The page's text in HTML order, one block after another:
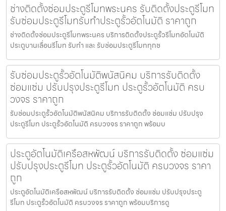
ช่างติดตั้งซ่อมประตูรีโมทพระนคร รับติดตั้งประตูรีโมท
รับซ่อมประตูรีโมทรับทำประตูรั้วอัตโนมัติ ราคาถูก
ช่างติดตั้งซ่อมประตูรีโมทพระนคร บริการติดตั้งประตูรั้วรีโมทอัตโนมัติ
ประตูบานเลื่อนรีโมท รับทำ และ รับซ่อมประตูรีโมททุกช
รับซ่อมประตูรั้วอัตโนมัติพนัสนิคม บริการรับติดตั้ง
ซ่อมแซ่ม ปรับปรุงประตูรีโมท ประตูรั้วอัตโนมัติ ครบ
วงจร ราคาถูก
รับซ่อมประตูรั้วอัตโนมัติพนัสนิคม บริการรับติดตั้ง ซ่อมแซ่ม ปรับปรุง
ประตูรีโมท ประตูรั้วอัตโนมัติ ครบวงจร ราคาถูก พร้อมบ
ประตูอัตโนมัติเครือสหพัฒน์ บริการรับติดตั้ง ซ่อมแซ่ม
ปรับปรุงประตูรีโมท ประตูรั้วอัตโนมัติ ครบวงจร ราคา
ถูก
ประตูอัตโนมัติเครือสหพัฒน์ บริการรับติดตั้ง ซ่อมแซ่ม ปรับปรุงประตู
รีโมท ประตูรั้วอัตโนมัติ ครบวงจร ราคาถูก พร้อมบริการดู